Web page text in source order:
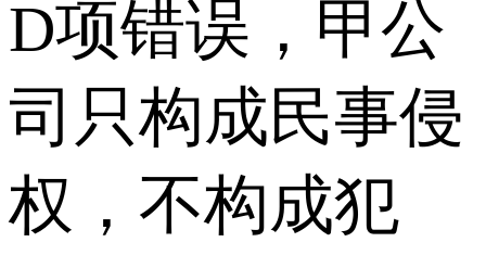
D项错误，甲公
司只构成民事侵
权，不构成犯